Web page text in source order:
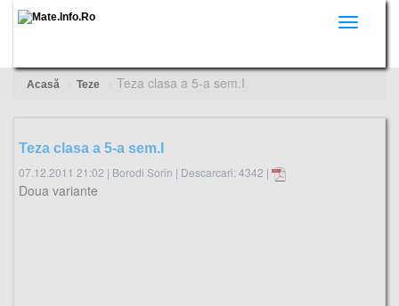
Toggle
Acasă Teze Teza clasa a 5-a sem.I
Teza clasa a 5-a sem.I
07.12.2011 21:02 | Borodi Sorin | Descarcari: 4342 |
Doua variante